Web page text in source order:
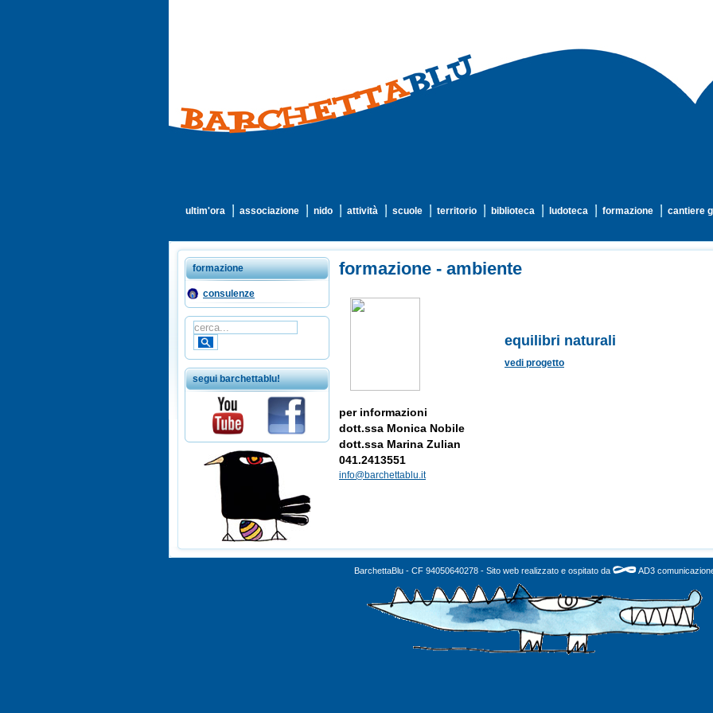
ultim'ora associazione nido attività scuole territorio biblioteca ludoteca formazione cantiere
formazione
consulenze
segui barchettablu!
formazione - ambiente
equilibri naturali
vedi progetto
per informazioni
dott.ssa Monica Nobile
dott.ssa Marina Zulian
041.2413551
info@barchettablu.it
BarchettaBlu - CF 94050640278 - Sito web realizzato e ospitato da AD3